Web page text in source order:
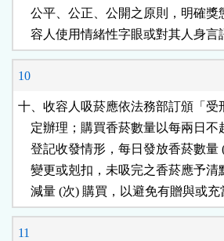
公平、公正、公開之原則，明確
容人使用情緒性字眼或對其人身言
10
十、收容人吸菸應依法務部訂頒「
定辦理；購買香菸數量以每兩日
登記收發情形，每日發放香菸數
變更或剋扣，未吸完之香菸應予
減量 (次) 購買，以避免有贈與或
11